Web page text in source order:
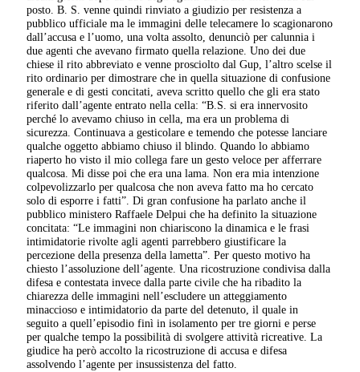
posto. B. S. venne quindi rinviato a giudizio per resistenza a
pubblico ufficiale ma le immagini delle telecamere lo scagionarono
dall’accusa e l’uomo, una volta assolto, denunciò per calunnia i
due agenti che avevano firmato quella relazione. Uno dei due
chiese il rito abbreviato e venne prosciolto dal Gup, l’altro scelse il
rito ordinario per dimostrare che in quella situazione di confusione
generale e di gesti concitati, aveva scritto quello che gli era stato
riferito dall’agente entrato nella cella: “B.S. si era innervosito
perché lo avevamo chiuso in cella, ma era un problema di
sicurezza. Continuava a gesticolare e temendo che potesse lanciare
qualche oggetto abbiamo chiuso il blindo. Quando lo abbiamo
riaperto ho visto il mio collega fare un gesto veloce per afferrare
qualcosa. Mi disse poi che era una lama. Non era mia intenzione
colpevolizzarlo per qualcosa che non aveva fatto ma ho cercato
solo di esporre i fatti”. Di gran confusione ha parlato anche il
pubblico ministero Raffaele Delpui che ha definito la situazione
concitata: “Le immagini non chiariscono la dinamica e le frasi
intimidatorie rivolte agli agenti parrebbero giustificare la
percezione della presenza della lametta”. Per questo motivo ha
chiesto l’assoluzione dell’agente. Una ricostruzione condivisa dalla
difesa e contestata invece dalla parte civile che ha ribadito la
chiarezza delle immagini nell’escludere un atteggiamento
minaccioso e intimidatorio da parte del detenuto, il quale in
seguito a quell’episodio finì in isolamento per tre giorni e perse
per qualche tempo la possibilità di svolgere attività ricreative. La
giudice ha però accolto la ricostruzione di accusa e difesa
assolvendo l’agente per insussistenza del fatto.